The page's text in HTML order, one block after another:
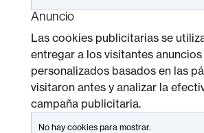
Anuncio
Las cookies publicitarias se
entregar a los visitantes anuncios
personalizados basados ​​en las
visitaron antes y analizar la
campaña publicitaria.
No hay cookies para mostrar.